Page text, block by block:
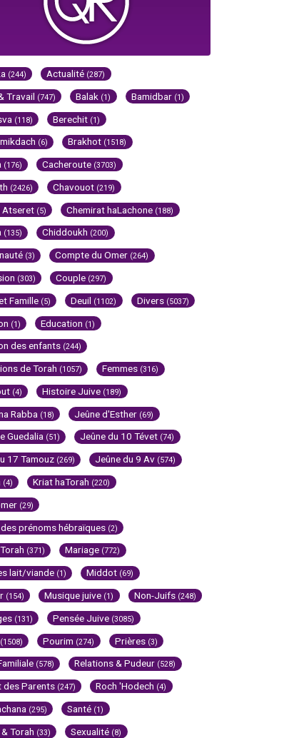
(244) Actualité (287)
Travail (747) Balak (1) Bamidbar (1)
(118) Berechit (1)
(6) Brakhot (1518)
(176) Cacheroute (3703)
(2426) Chavouot (219)
Atseret (5) Chemirat haLachone (188)
(135) Chiddoukh (200)
(3) Compte du Omer (264)
(303) Couple (297)
Famille (5) Deuil (1102) Divers (5037)
(1) Education (1)
des enfants (244)
de Torah (1057) Femmes (316)
(4) Histoire Juive (189)
Rabba (18) Jeûne d'Esther (69)
Guedalia (51) Jeûne du 10 Tévet (74)
17 Tamouz (269) Jeûne du 9 Av (574)
(4) Kriat haTorah (220)
(29)
prénoms hébraïques (2)
(371) Mariage (772)
lait/viande (1) Middot (69)
(154) Musique juive (1) Non-Juifs (248)
(131) Pensée Juive (3085)
(1508) Pourim (274) Prières (3)
(578) Relations & Pudeur (528)
des Parents (247) Roch 'Hodech (4)
(295) Santé (1)
Torah (33) Sexualité (8)